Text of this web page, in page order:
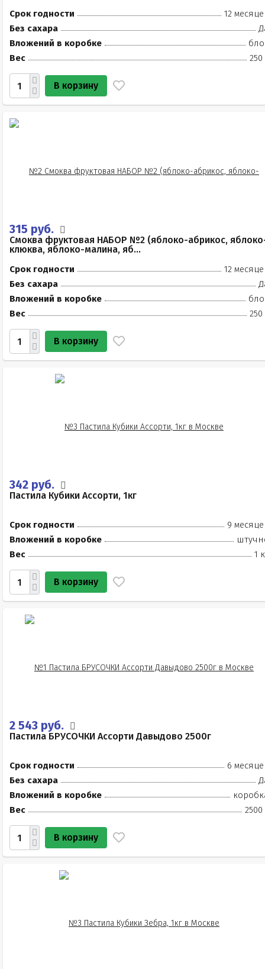
Срок годности
12
Без сахара
Вложений в коробке
Вес
250
В корзину
315 руб.
Смоква фруктовая НАБОР №2 (яблоко-абрикос,
клюква, яблоко-малина, яб...
Срок годности
12
Без сахара
Вложений в коробке
Вес
250
В корзину
342 руб.
Пастила Кубики Ассорти, 1кг
Срок годности
9
Вложений в коробке
Вес
1
В корзину
2 543 руб.
Пастила БРУСОЧКИ Ассорти Давыдово 2500г
Срок годности
6
Без сахара
Вложений в коробке
Вес
2500
В корзину